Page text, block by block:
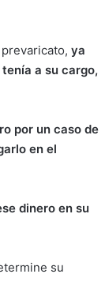
ya
a su cargo,
por un caso de
en el
dinero en su
su